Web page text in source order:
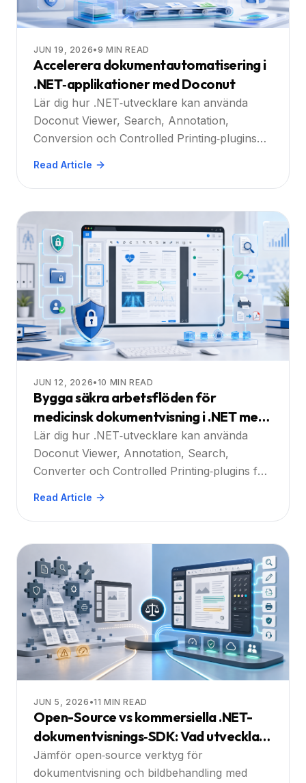
JUN 19, 2026•9 MIN READ
Accelerera dokumentautomatisering i
.NET‑applikationer med Doconut
Lär dig hur .NET‑utvecklare kan använda
Doconut Viewer, Search, Annotation,
Conversion och Controlled Printing‑plugins
dokumentautomatiseringsarbetsflöden.
Read Article
JUN 12, 2026•10 MIN READ
Bygga säkra arbetsflöden för
medicinsk dokumentvisning i .NET med
Doconut
Lär dig hur .NET‑utvecklare kan använda
Doconut Viewer, Annotation, Search,
Converter och Controlled Printing‑plugins för
Read Article
JUN 5, 2026 •11 MIN READ
Open-Source vs kommersiella .NET-
dokumentvisnings‑SDK: Vad utvecklare
bör överväga
Jämför open‑source verktyg för
dokumentvisning och bildbehandling med